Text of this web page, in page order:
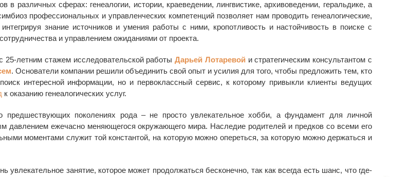
различных сферах: генеалогии, истории, краеведении, лингвистике, архивоведении, геральдике, а
профессиональных и управленческих компетенций позволяет нам проводить генеалогические,
знание источников и умения работы с ними, кропотливость и настойчивость в поиске с
и управлением ожиданиями от проекта.
25-летним стажем исследовательской работыДарьей Лотаревойи стратегическим консультантом с
. Основатели компании решили объединить свой опыт и усилия для того, чтобы предложить тем, кто
интересной информации, но и первоклассный сервис, к которому привыкли клиенты ведущих
к оказанию генеалогических услуг.
поколениях рода – не просто увлекательное хобби, а фундамент для личной
давлением ежечасно меняющегося окружающего мира. Наследие родителей и предков со всеми его
моментами служит той константой, на которую можно опереться, за которую можно держаться и
увлекательное занятие, которое может продолжаться бесконечно, так как всегда есть шанс, что где-